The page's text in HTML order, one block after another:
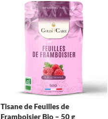
Tisane de Feuilles de
Framboisier Bio – 50 g